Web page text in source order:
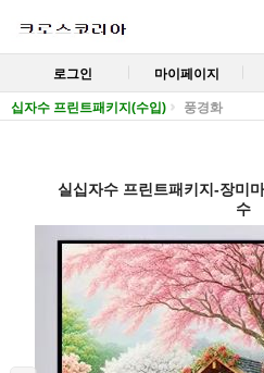
로그인 마이페이지
십자수 프린트패키지(수입) 풍경화
실십자수 프린트패키지-장미
수